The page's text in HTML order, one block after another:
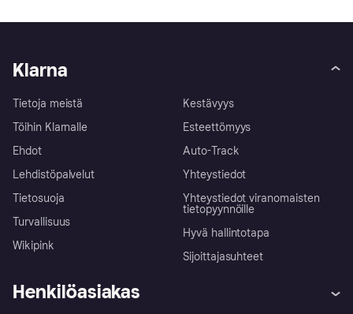
Klarna
Tietoja meistä
Töihin Klarnalle
Ehdot
Lehdistöpalvelut
Tietosuoja
Turvallisuus
Wikipink
Kestävyys
Esteettömyys
Auto-Track
Yhteystiedot
Yhteystiedot viranomaisten
tietopyynnöille
Hyvä hallintotapa
Sijoittajasuhteet
Henkilöasiakas